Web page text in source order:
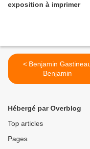
exposition à imprimer
< Benjamin Gastineau
Benjamin
Hébergé par Overblog
Top articles
Pages